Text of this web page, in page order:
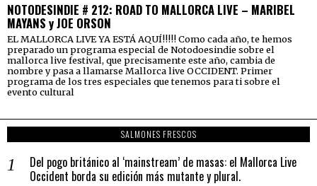
NOTODESINDIE # 212: ROAD TO MALLORCA LIVE – MARIBEL
MAYANS y JOE ORSON
EL MALLORCA LIVE YA ESTÁ AQUÍ!!!!! Como cada año, te hemos
preparado un programa especial de Notodoesindie sobre el
mallorca live festival, que precisamente este año, cambia de
nombre y pasa a llamarse Mallorca live OCCIDENT. Primer
programa de los tres especiales que tenemos para ti sobre el
evento cultural
SALMONES FRESCOS
Del pogo británico al ‘mainstream’ de masas: el Mallorca Live
Occident borda su edición más mutante y plural.